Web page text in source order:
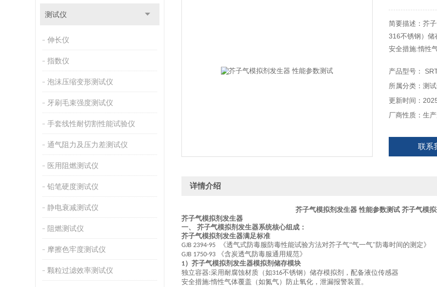
测试仪
伸长仪
指数仪
泡沫压缩变形测试仪
牙刷毛束强度测试仪
手套线性耐切割性能试验仪
通气阻力及压力差测试仪
医用阻燃测试仪
铅笔硬度测试仪
静电衰减测试仪
阻燃测试仪
摩擦色牢度测试仪
颗粒过滤效率测试仪
简要描述：芥
316不锈钢）储
安全措施:惰性
产品型号：
所属分类：测
更新时间：
厂商性质：生
联系
详情介绍
芥子气模拟剂发生器 性能参数测试 芥子气模
芥子气模拟剂发生器
一、 芥子气模拟剂发生器系统核心组成：
芥子气模拟剂发生器满足标准
GJB 2394-95 《透气式防毒服防毒性能试验方法对芥子气“气一气"防毒时间的测定》
GJB 1750-93 《含炭透气防毒服通用规范》
1） 芥子气模拟剂发生器模拟剂储存模块
独立容器:采用耐腐蚀材质（如316不锈钢）储存模拟剂，配备液位传感器
安全措施:惰性气体覆盖（如氮气）防止氧化，泄漏报警装置。